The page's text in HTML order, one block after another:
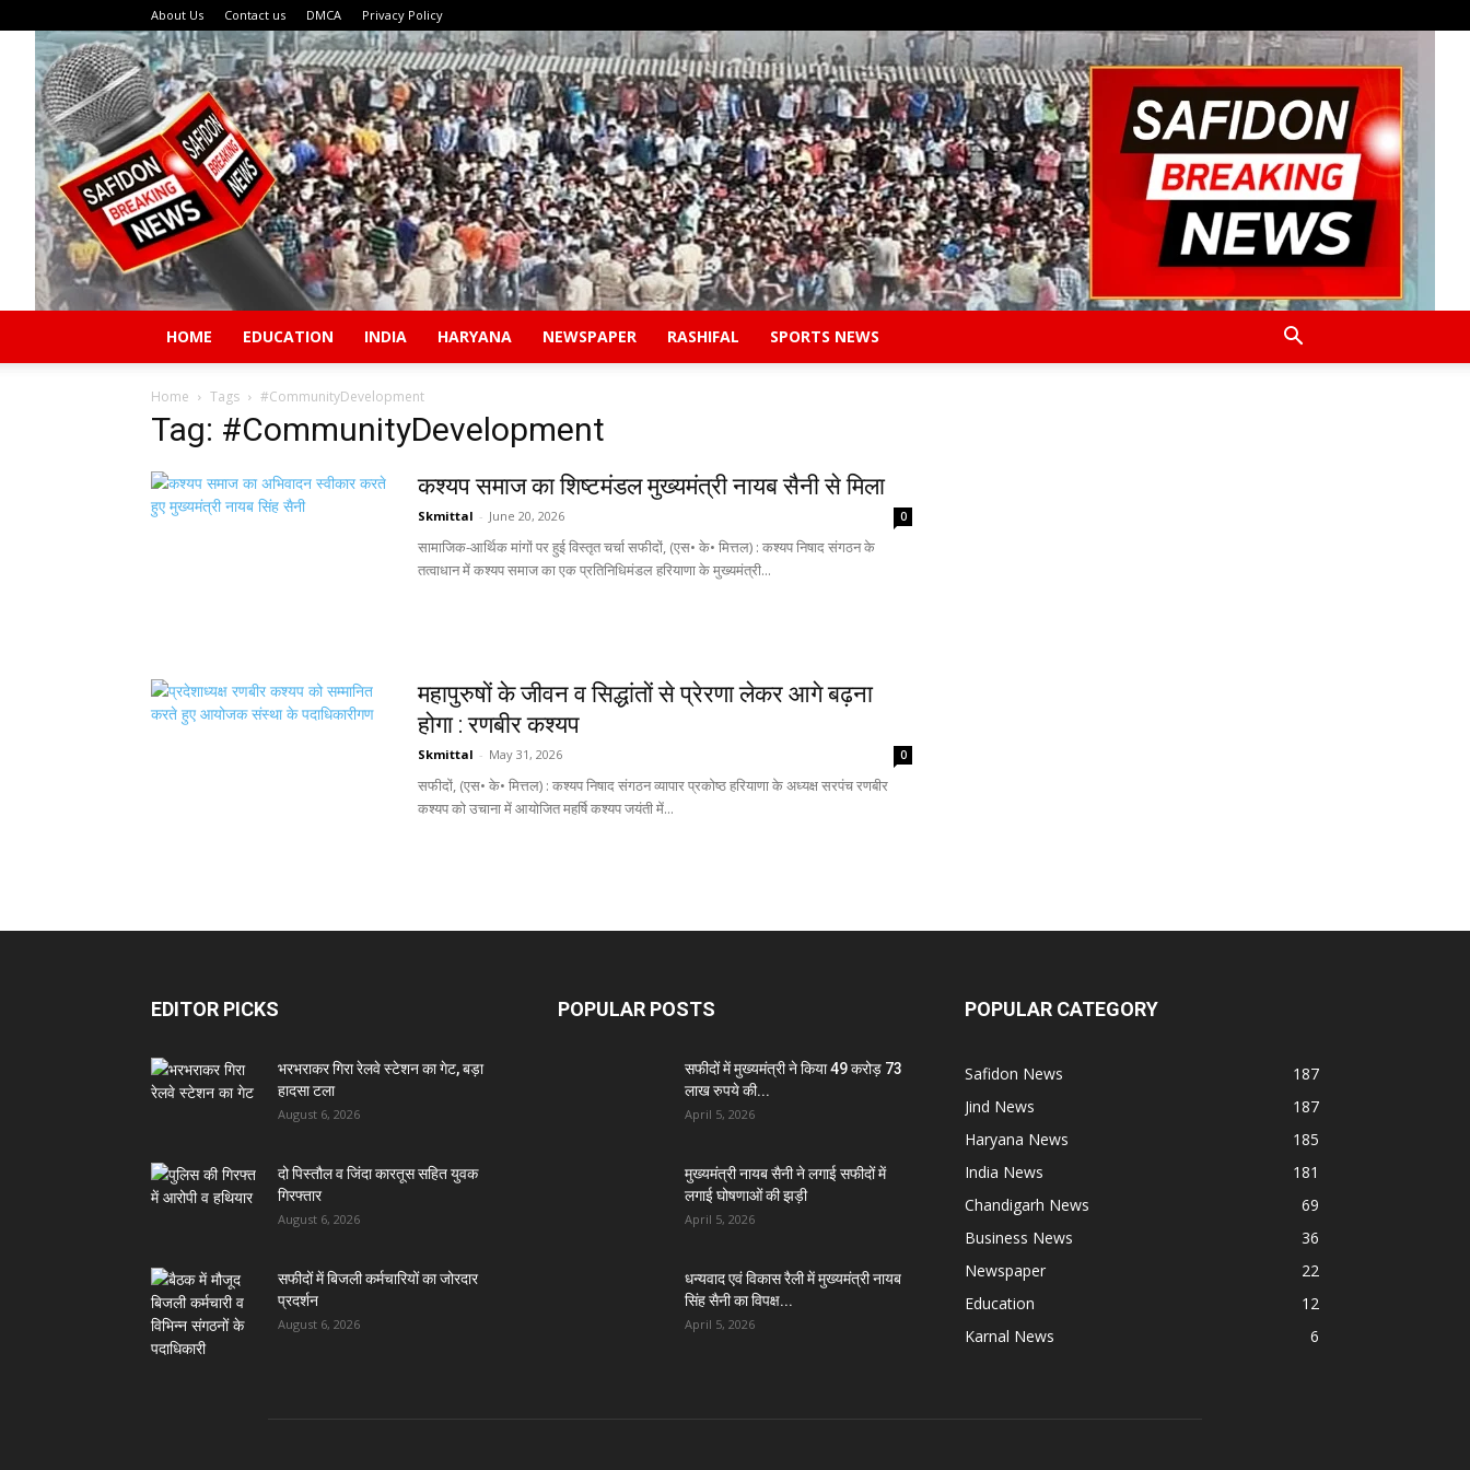
About Us Contact us DMCA Privacy Policy
HOME EDUCATION INDIA HARYANA NEWSPAPER RASHIFAL SPORTS NEWS
Home Tags #CommunityDevelopment
Tag: #CommunityDevelopment
कश्यप समाज का शिष्टमंडल मुख्यमंत्री नायब सैनी से मिला
Skmittal - June 20, 2026 0
सामाजिक-आर्थिक मांगों पर हुई विस्तृत चर्चा सफीदों, (एस• के• मित्तल) : कश्यप निषाद संगठन के
तत्वाधान में कश्यप समाज का एक प्रतिनिधिमंडल हरियाणा के मुख्यमंत्री...
महापुरुषों के जीवन व सिद्धांतों से प्रेरणा लेकर आगे बढ़ना
होगा : रणबीर कश्यप
Skmittal - May 31, 2026 0
सफीदों, (एस• के• मित्तल) : कश्यप निषाद संगठन व्यापार प्रकोष्ठ हरियाणा के अध्यक्ष सरपंच रणबीर
कश्यप को उचाना में आयोजित महर्षि कश्यप जयंती में...
EDITOR PICKS
भरभराकर गिरा रेलवे स्टेशन का गेट, बड़ा
हादसा टला
August 6, 2026
दो पिस्तौल व जिंदा कारतूस सहित युवक
गिरफ्तार
August 6, 2026
सफीदों में बिजली कर्मचारियों का जोरदार
प्रदर्शन
August 6, 2026
POPULAR POSTS
सफीदों में मुख्यमंत्री ने किया 49 करोड़ 73
लाख रुपये की...
April 5, 2026
मुख्यमंत्री नायब सैनी ने लगाई सफीदों में
लगाई घोषणाओं की झड़ी
April 5, 2026
धन्यवाद एवं विकास रैली में मुख्यमंत्री नायब
सिंह सैनी का विपक्ष...
April 5, 2026
POPULAR CATEGORY
Safidon News
187
Jind News
187
Haryana News
185
India News
181
Chandigarh News
69
Business News
36
Newspaper
22
Education
12
Karnal News
6